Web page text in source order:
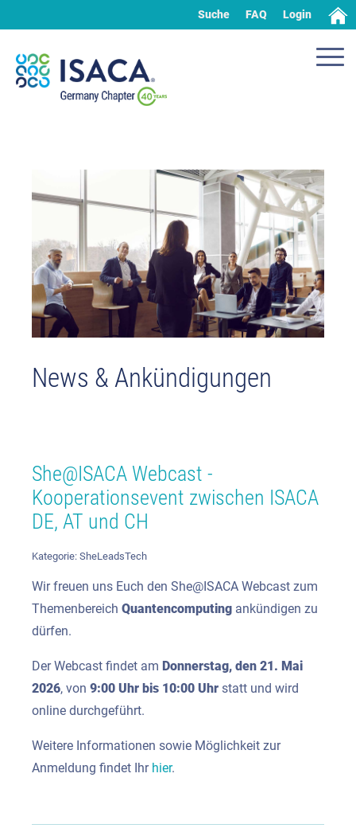
Suche FAQ Login
News & Ankündigungen
She@ISACA Webcast -
Kooperationsevent zwischen ISACA
DE, AT und CH
Kategorie: SheLeadsTech
Wir freuen uns Euch den She@ISACA Webcast zum
Themenbereich Quantencomputing ankündigen zu
dürfen.
Der Webcast findet am Donnerstag, den 21. Mai
2026, von 9:00 Uhr bis 10:00 Uhr statt und wird
online durchgeführt.
Weitere Informationen sowie Möglichkeit zur
Anmeldung findet Ihr hier.